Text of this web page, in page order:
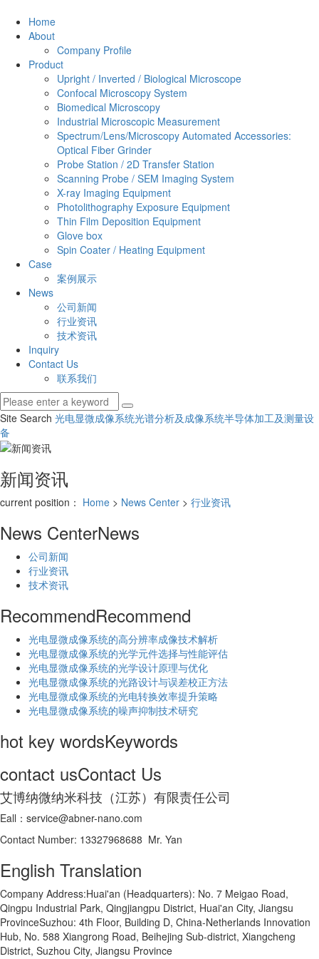
Home
About
Company Profile
Product
Upright / Inverted / Biological Microscope
Confocal Microscopy System
Biomedical Microscopy
Industrial Microscopic Measurement
Spectrum/Lens/Microscopy Automated Accessories:
Optical Fiber Grinder
Probe Station / 2D Transfer Station
Scanning Probe / SEM Imaging System
X-ray Imaging Equipment
Photolithography Exposure Equipment
Thin Film Deposition Equipment
Glove box
Spin Coater / Heating Equipment
Case
案例展示
News
公司新闻
行业资讯
技术资讯
Inquiry
Contact Us
联系我们
Site Search 光电显微成像系统光谱分析及成像系统半导体加工及测量设
备
新闻资讯
current position： Home > News Center > 行业资讯
News CenterNews
公司新闻
行业资讯
技术资讯
RecommendRecommend
光电显微成像系统的高分辨率成像技术解析
​光电显微成像系统的光学元件选择与性能评估
光电显微成像系统的光学设计原理与优化
光电显微成像系统的光路设计与误差校正方法
光电显微成像系统的光电转换效率提升策略
光电显微成像系统的噪声抑制技术研究
hot key wordsKeywords
contact usContact Us
艾博纳微纳米科技（江苏）有限责任公司
Eall：service@abner-nano.com
Contact Number: 13327968688 Mr. Yan
English Translation
Company Address:Huai'an (Headquarters): No. 7 Meigao Road,
Qingpu Industrial Park, Qingjiangpu District, Huai'an City, Jiangsu
ProvinceSuzhou: 4th Floor, Building D, China-Netherlands Innovation
Hub, No. 588 Xiangrong Road, Beihejing Sub-district, Xiangcheng
District, Suzhou City, Jiangsu Province